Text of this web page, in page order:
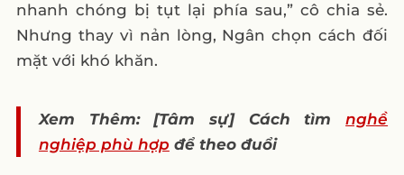
nhanh chóng bị tụt lại phía sau,” cô chia sẻ.
Nhưng thay vì nản lòng, Ngân chọn cách đối
mặt với khó khăn.
Xem Thêm: [Tâm sự] Cách tìmnghề
nghiệp phù hợp để theo đuổi